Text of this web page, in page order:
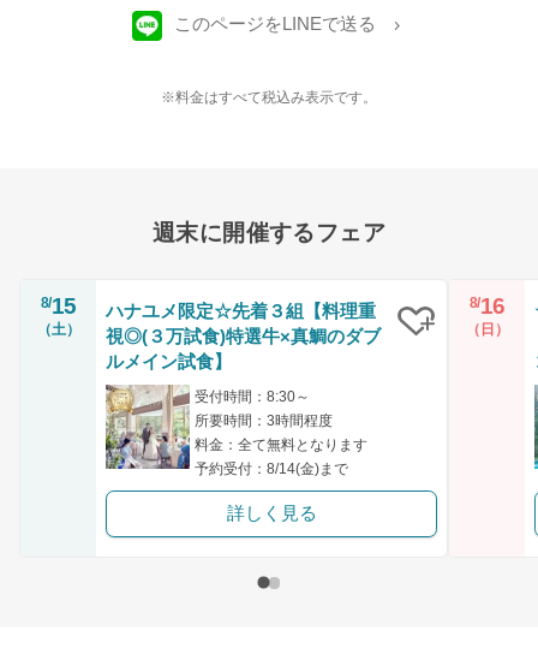
このページをLINEで送る
※料金はすべて税込み表示です。
週末に開催するフェア
8/15
（土）
ハナユメ限定☆先着３組【料理重
視◎(３万試食)特選牛×真鯛のダブ
ルメイン試食】
受付時間：8:30～
所要時間：3時間程度
料金：全て無料となります
予約受付：8/14(金)まで
詳しく見る
8/16
（日）